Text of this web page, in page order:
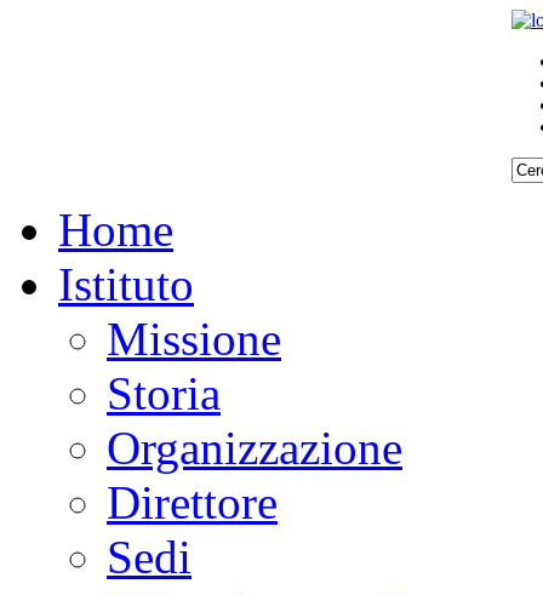
Home
Istituto
Missione
Storia
Organizzazione
Direttore
Sedi